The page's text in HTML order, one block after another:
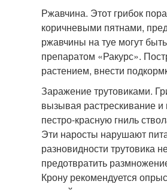
Ржавчина. Этот грибок
коричневыми пятнами,
ржавчины на туе могут
препаратом «Ракурс».
растением, внести
Заражение трутовиками.
вызывая растрескивание
пестро-красную гниль
Эти наросты нарушают
разновидности трутовика
предотвратить
Крону рекомендуется